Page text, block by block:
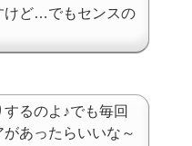
けど…でもセンスの
るのよ♪でも毎回
あったらいいな～